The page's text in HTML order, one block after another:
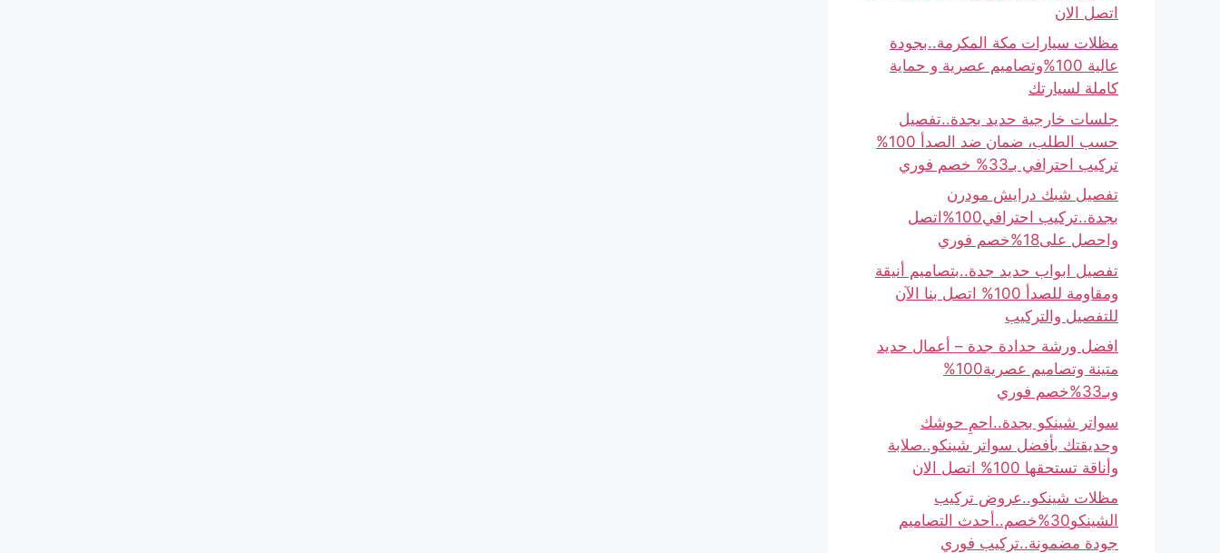
اتصل الان
مظلات سيارات مكة المكرمة..بجودة
عالية 100%وتصاميم عصرية و حماية
كاملة لسيارتك
جلسات خارجية حديد بجدة..تفصيل
حسب الطلب، ضمان ضد الصدأ 100%
تركيب احترافي بـ33% خصم فوري
تفصيل شبك درايش مودرن
بجدة..تركيب احترافي100%اتصل
واحصل على18%خصم فوري
تفصيل ابواب حديد جدة..بتصاميم أنيقة
ومقاومة للصدأ 100% اتصل بنا الآن
للتفصيل والتركيب
افضل ورشة حدادة جدة – أعمال حديد
متينة وتصاميم عصرية100%
وبـ33%خصم فوري
سواتر شينكو بجدة..احمِ حوشك
وحديقتك بأفضل سواتر شينكو..صلابة
وأناقة تستحقها 100% اتصل الان
مظلات شينكو..عروض تركيب
الشينكو30%خصم..أحدث التصاميم
جودة مضمونة..تركيب فوري